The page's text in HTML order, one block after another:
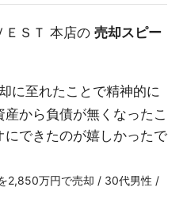
ＳＴ 本店の 売却スピー
に至れたことで精神的に
から負債が無くなったこ
にできたのが嬉しかったで
2,850万円で売却 / 30代男性 /